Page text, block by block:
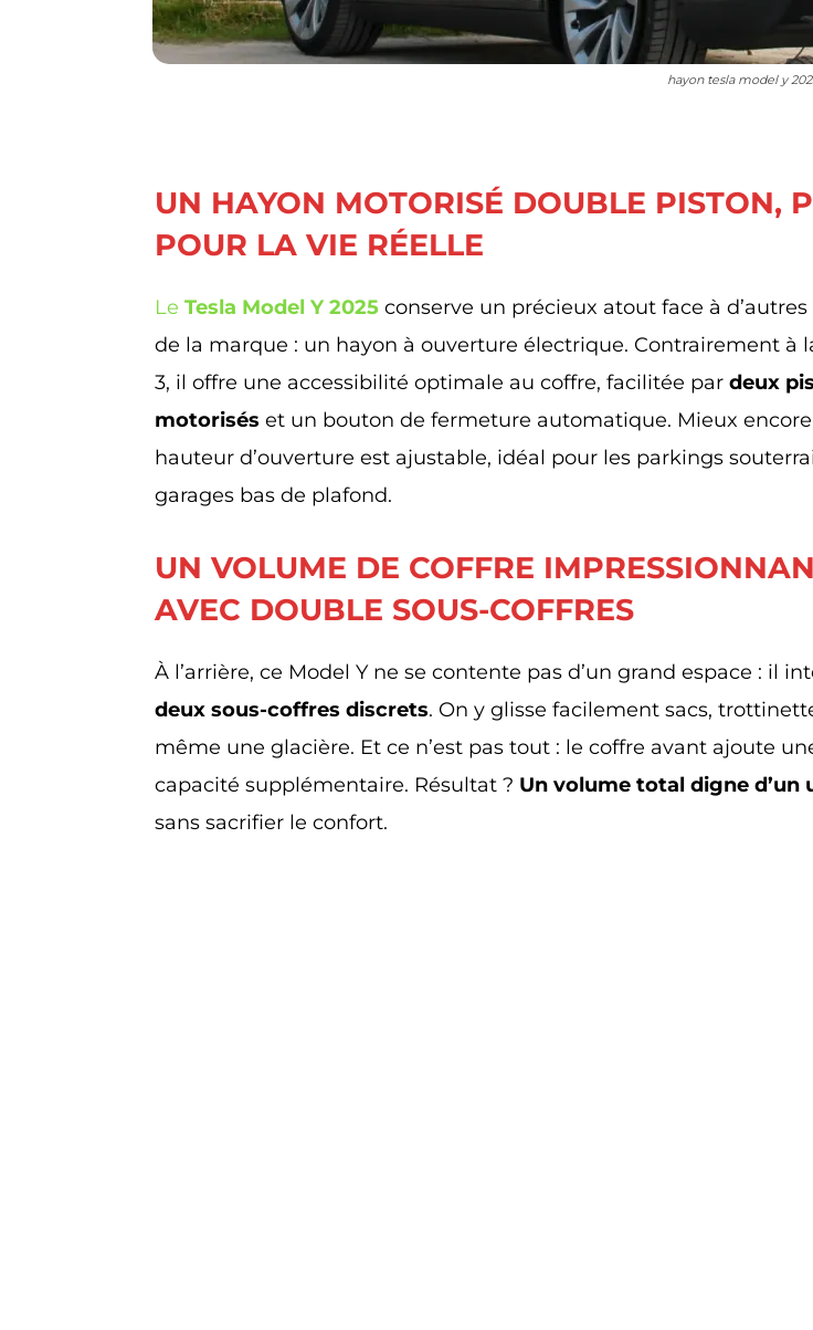
hayon tesla model y
UN HAYON MOTORISÉ DOUBLE PISTON,
POUR LA VIE RÉELLE
Le Tesla Model Y 2025 conserve un précieux atout face à
de la marque : un hayon à ouverture électrique. Contrairement à
3, il offre une accessibilité optimale au coffre, facilitée par deux
motorisés et un bouton de fermeture automatique. Mieux
hauteur d’ouverture est ajustable, idéal pour les parkings
garages bas de plafond.
UN VOLUME DE COFFRE
AVEC DOUBLE SOUS-COFFRES
À l’arrière, ce Model Y ne se contente pas d’un grand espace : il
deux sous-coffres discrets. On y glisse facilement sacs,
même une glacière. Et ce n’est pas tout : le coffre avant ajoute
capacité supplémentaire. Résultat ? Un volume total digne d’un
sans sacrifier le confort.